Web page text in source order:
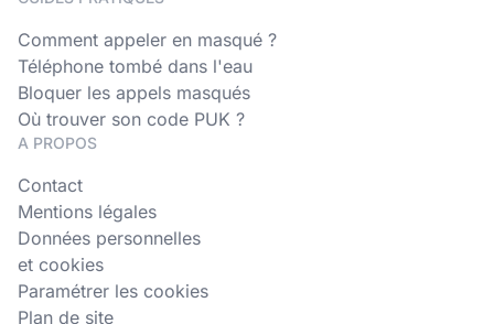
Comment appeler en masqué ?
Téléphone tombé dans l'eau
Bloquer les appels masqués
Où trouver son code PUK ?
A PROPOS
Contact
Mentions légales
Données personnelles
et cookies
Paramétrer les cookies
Plan de site